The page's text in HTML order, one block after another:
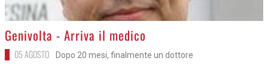
>
Genivolta - Arriva il medico
05 AGOSTO Dopo 20 mesi, finalmente un dottore